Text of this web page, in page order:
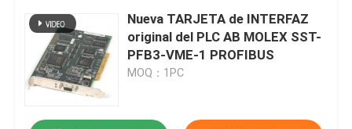
Nueva TARJETA de INTERFAZ
original del PLC AB MOLEX SST-
PFB3-VME-1 PROFIBUS
MOQ：1PC